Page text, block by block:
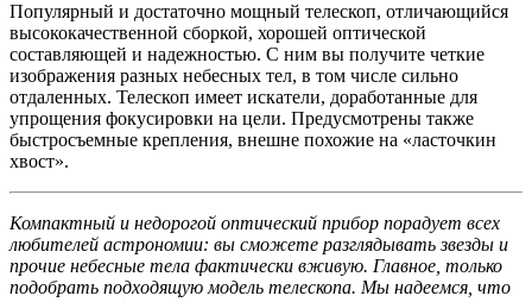
Популярный и достаточно мощный телескоп, отличающийся
высококачественной сборкой, хорошей оптической
составляющей и надежностью. С ним вы получите четкие
изображения разных небесных тел, в том числе сильно
отдаленных. Телескоп имеет искатели, доработанные для
упрощения фокусировки на цели. Предусмотрены также
быстросъемные крепления, внешне похожие на «ласточкин
хвост».
Компактный и недорогой оптический прибор порадует всех
любителей астрономии: вы сможете разглядывать звезды и
прочие небесные тела фактически вживую. Главное, только
подобрать подходящую модель телескопа. Мы надеемся, что